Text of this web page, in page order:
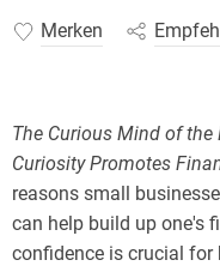
Merken
The Curious Mind of
Curiosity Promotes
reasons small
can help build up one's
confidence is crucial for